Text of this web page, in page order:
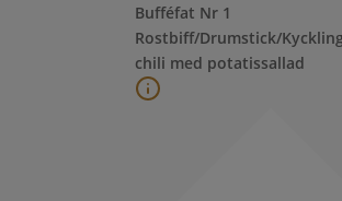
Bufféfat Nr 1
Rostbiff/Drumstick/
chili med potatissallad